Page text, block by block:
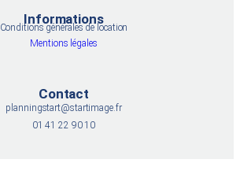
Informations
Conditions générales de location
Mentions légales
Contact
planningstart@startimage.fr
01 41 22 90 10